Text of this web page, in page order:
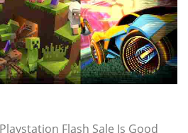
Flash Sale Is Good